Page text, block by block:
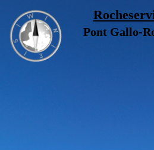
Pont Gallo-